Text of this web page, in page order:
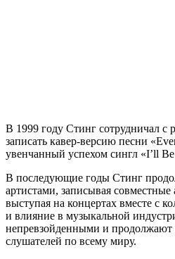
В 1999 году Стинг сотрудничал с
записать кавер-версию песни
увенчанный успехом сингл «I’ll
В последующие годы Стинг
артистами, записывая
выступая на концертах вместе с
и влияние в музыкальной
непревзойденными и продолжают
слушателей по всему миру.